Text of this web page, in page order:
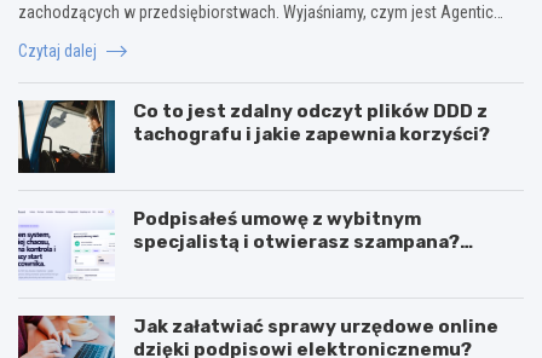
zachodzących w przedsiębiorstwach. Wyjaśniamy, czym jest Agentic…
Czytaj dalej
Co to jest zdalny odczyt plików DDD z
tachografu i jakie zapewnia korzyści?
Podpisałeś umowę z wybitnym
specjalistą i otwierasz szampana?
Jak załatwiać sprawy urzędowe online
dzięki podpisowi elektronicznemu?